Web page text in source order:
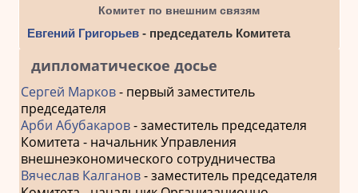
Комитет по внешним связям
Евгений Григорьев- председатель Комитета
дипломатическое досье
Сергей Марков- первый заместитель
председателя
Арби Абубакаров- заместитель председателя
Комитета - начальник Управления
внешнеэкономического сотрудничества
Вячеслав Калганов- заместитель председателя